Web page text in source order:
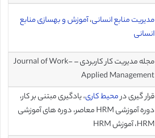
مدیریت منابع انسانی،آموزش و بهسازی منابع
انسانی
مجله مدیریت کار کاربردی – Journal of Work-
Applied Management
قرار گیری درمحیط کاری، یادگیری مبتنی بر کار،
دوره آموزشی HRM معاصر، دوره های آموزشی
HRM، آموزش HRM